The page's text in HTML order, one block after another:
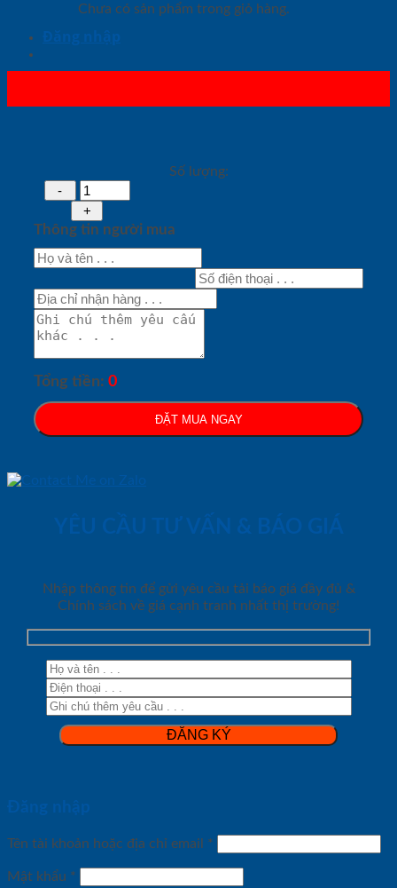
Chưa có sản phẩm trong giỏ hàng.
Đăng nhập
Số lượng:
Thông tin người mua
Tổng tiền: 0
ĐẶT MUA NGAY
YÊU CẦU TƯ VẤN & BÁO GIÁ
Nhập thông tin để gửi yêu cầu tải báo giá đầy đủ &
Chính sách về giá cạnh tranh nhất thị trường!
Đăng nhập
Tên tài khoản hoặc địa chỉ email *
Mật khẩu *